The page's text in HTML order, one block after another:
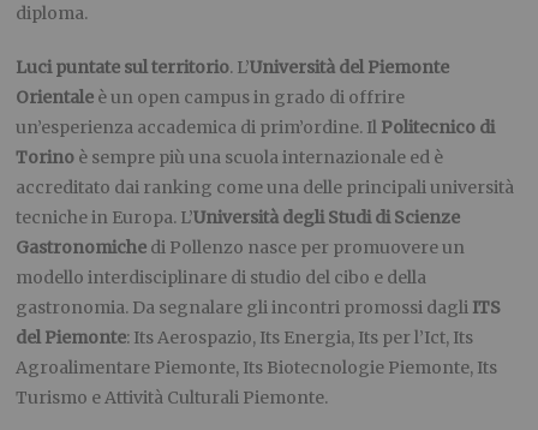
diploma.
Luci puntate sul territorio. L’Università del Piemonte
Orientale è un open campus in grado di offrire
un’esperienza accademica di prim’ordine. Il Politecnico di
Torino è sempre più una scuola internazionale ed è
accreditato dai ranking come una delle principali università
tecniche in Europa. L’Università degli Studi di Scienze
Gastronomiche di Pollenzo nasce per promuovere un
modello interdisciplinare di studio del cibo e della
gastronomia. Da segnalare gli incontri promossi dagli ITS
del Piemonte: Its Aerospazio, Its Energia, Its per l’Ict, Its
Agroalimentare Piemonte, Its Biotecnologie Piemonte, Its
Turismo e Attività Culturali Piemonte.